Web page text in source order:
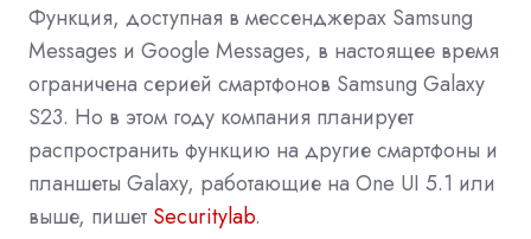
Функция, доступная в мессенджерах Samsung
Messages и Google Messages, в настоящее время
ограничена серией смартфонов Samsung Galaxy
S23. Но в этом году компания планирует
распространить функцию на другие смартфоны и
планшеты Galaxy, работающие на One UI 5.1 или
выше, пишет Securitylab.